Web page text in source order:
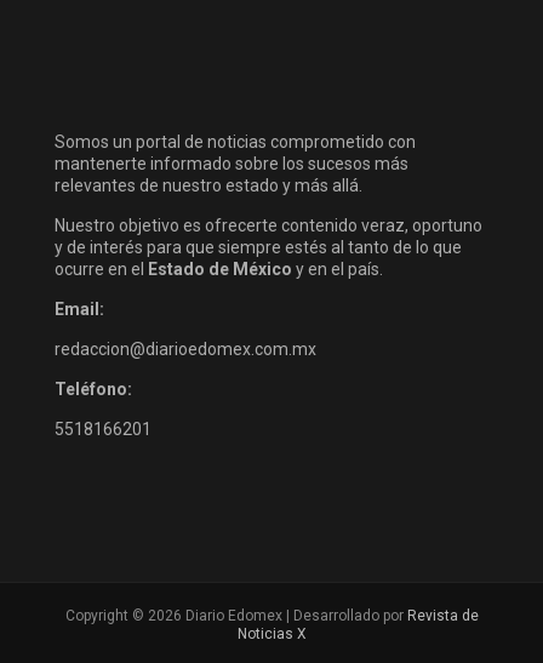
Somos un portal de noticias comprometido con
mantenerte informado sobre los sucesos más
relevantes de nuestro estado y más allá.
Nuestro objetivo es ofrecerte contenido veraz, oportuno
y de interés para que siempre estés al tanto de lo que
ocurre en el
Estado de México y en el país.
Email:
redaccion@diarioedomex.com.mx
Teléfono:
5518166201
Copyright © 2026 Diario Edomex | Desarrollado por Revista de
Noticias X